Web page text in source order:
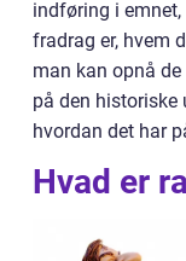
indføring i
fradrag er, hvem
man kan opnå
på den
hvordan det har
Hvad er